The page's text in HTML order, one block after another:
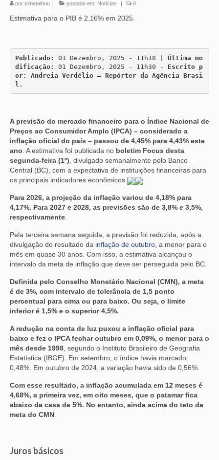
por simetalbnu postado em: Notícias 0
Estimativa para o PIB é 2,16% em 2025.
Publicado: 01 Dezembro, 2025 - 11h18 | Última mo
dificação:
01 Dezembro, 2025 - 11h30 - Escrito p
or: Andreia Verdélio – Repórter da Agência Brasi
l.
A previsão do mercado financeiro para o Índice Nacional de
Preços ao Consumidor Amplo (IPCA) – considerado a
inflação oficial do país – passou de 4,45% para 4,43% este
ano. A estimativa foi publicada no boletim Focus desta
segunda-feira (1º), divulgado semanalmente pelo Banco
Central (BC), com a expectativa de instituições financeiras para
os principais indicadores econômicos.
Para 2026, a projeção da inflação variou de 4,18% para
4,17%. Para 2027 e 2028, as previsões são de 3,8% e 3,5%,
respectivamente.
Pela terceira semana seguida, a previsão foi reduzida, após a
divulgação do resultado da inflação de outubro, a menor para o
mês em quase 30 anos. Com isso, a estimativa alcançou o
intervalo da meta de inflação que deve ser perseguida pelo BC.
Definida pelo Conselho Monetário Nacional (CMN), a meta
é de 3%, com intervalo de tolerância de 1,5 ponto
percentual para cima ou para baixo. Ou seja, o limite
inferior é 1,5% e o superior 4,5%.
A redução na conta de luz puxou a inflação oficial para
baixo e fez o IPCA fechar outubro em 0,09%, o menor para o
mês desde 1998, segundo o Instituto Brasileiro de Geografia
Estatística (IBGE). Em setembro, o índice havia marcado
0,48%. Em outubro de 2024, a variação havia sido de 0,56%.
Com esse resultado, a inflação acumulada em 12 meses é
4,68%, a primeira vez, em oito meses, que o patamar fica
abaixo da casa de 5%. No entanto, ainda acima do teto da
meta do CMN.
Juros básicos